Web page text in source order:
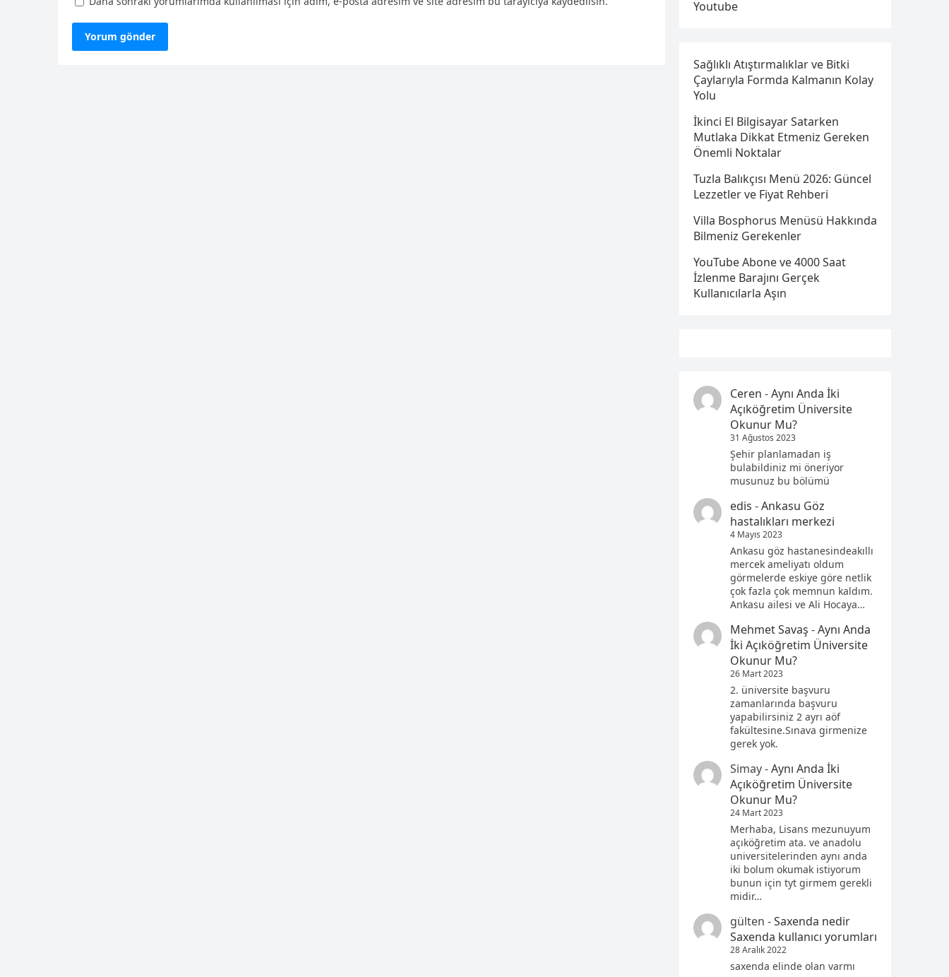
Youtube
Sağlıklı Atıştırmalıklar ve Bitki
Çaylarıyla Formda Kalmanın Kolay
Yolu
İkinci El Bilgisayar Satarken
Mutlaka Dikkat Etmeniz Gereken
Önemli Noktalar
Tuzla Balıkçısı Menü 2026: Güncel
Lezzetler ve Fiyat Rehberi
Villa Bosphorus Menüsü Hakkında
Bilmeniz Gerekenler
YouTube Abone ve 4000 Saat
İzlenme Barajını Gerçek
Kullanıcılarla Aşın
Ceren -Aynı Anda İki
Açıköğretim Üniversite
Okunur Mu?
31 Ağustos 2023
Şehir planlamadan iş
bulabildiniz mi öneriyor
musunuz bu bölümü
edis -Ankasu Göz
hastalıkları merkezi
4 Mayıs 2023
Ankasu göz hastanesindeakıllı
mercek ameliyatı oldum
görmelerde eskiye göre netlik
çok fazla çok memnun kaldım.
Ankasu ailesi ve Ali Hocaya…
Mehmet Savaş -Aynı Anda
İki Açıköğretim Üniversite
Okunur Mu?
26 Mart 2023
2. üniversite başvuru
zamanlarında başvuru
yapabilirsiniz 2 ayrı aöf
fakültesine.Sınava girmenize
gerek yok.
Simay-Aynı Anda İki
Açıköğretim Üniversite
Okunur Mu?
24 Mart 2023
Merhaba, Lisans mezunuyum
açıköğretim ata. ve anadolu
universitelerinden aynı anda
iki bolum okumak istiyorum
bunun için tyt girmem gerekli
midir…
gülten -Saxenda nedir
Saxenda kullanıcı yorumları
28 Aralık 2022
saxenda elinde olan varmı